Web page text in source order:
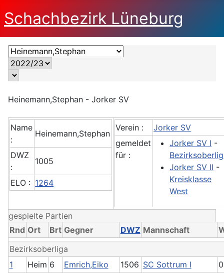
Schachbezirk Lüneburg
Heinemann,Stephan - Jorker SV
Name
:
Heinemann,Stephan
DWZ
:
1005
ELO : 1264
Verein :
Jorker SV
gemeldet
für :
Jorker SV I -
Jorker SV II -
Kreisklasse
West
gespielte Partien
Rnd Ort Brt Gegner DWZ Mannschaft
Bezirksoberliga
1
Heim 6 Emrich,Eiko 1506 SC Sottrum I